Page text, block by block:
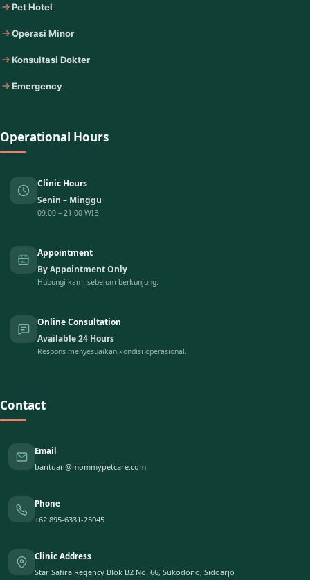
Pet Hotel
Operasi Minor
Konsultasi Dokter
Emergency
Operational Hours
Clinic Hours
Senin – Minggu
09.00 – 21.00 WIB
Appointment
By Appointment Only
Hubungi kami sebelum berkunjung.
Online Consultation
Available 24 Hours
Respons menyesuaikan kondisi operasional.
Contact
Email
bantuan@mommypetcare.com
Phone
+62 895-6331-25045
Clinic Address
Star Safira Regency Blok B2 No. 66, Sukodono, Sidoarjo